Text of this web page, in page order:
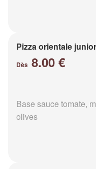
Pizza orientale junior
Dès 8.00 €
Base sauce tomate,
olives